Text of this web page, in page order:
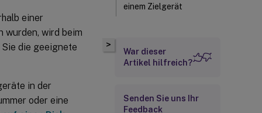
einer
wurden, wird beim
die geeignete
in der
oder eine
>
einem Zielgerät
War dieser
Artikel hilfreich?
Senden Sie uns Ihr
Feedback